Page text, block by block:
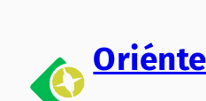
contenido